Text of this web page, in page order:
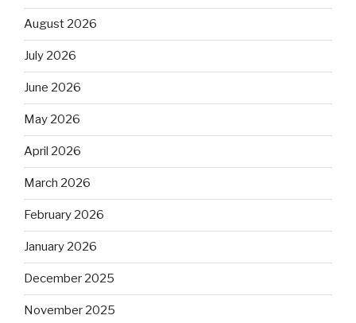
August 2026
July 2026
June 2026
May 2026
April 2026
March 2026
February 2026
January 2026
December 2025
November 2025